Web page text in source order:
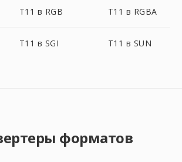
T11 в RGB T11 в RGBA
T11 в SGI T11 в SUN
форматов